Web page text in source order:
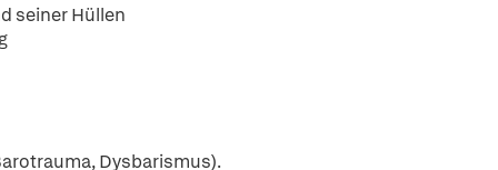
seiner Hüllen
Dysbarismus).